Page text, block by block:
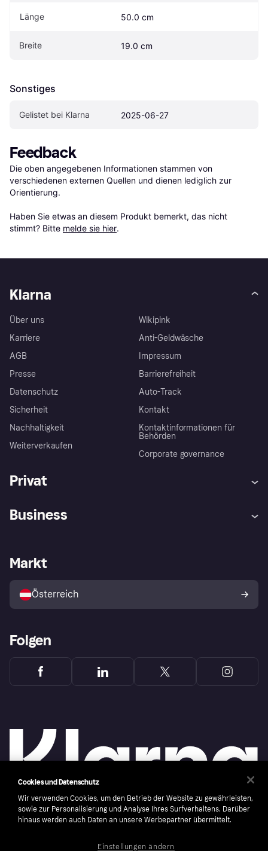
Länge 50.0 cm
Breite 19.0 cm
Sonstiges
Gelistet bei Klarna 2025-06-27
Feedback
Die oben angegebenen Informationen stammen von
verschiedenen externen Quellen und dienen lediglich zur
Orientierung.
Haben Sie etwas an diesem Produkt bemerkt, das nicht
stimmt? Bitte melde sie hier.
Klarna
Über uns
Karriere
AGB
Presse
Datenschutz
Sicherheit
Nachhaltigkeit
Weiterverkaufen
Wikipink
Anti-Geldwäsche
Impressum
Barrierefreiheit
Auto-Track
Kontakt
Kontaktinformationen für
Behörden
Corporate governance
Privat
Shops entdecken
Business
Händlerportal
Markt
Österreich
Folgen
Copyright © 2005-2026 Klarna Bank AB (publ). Headquarters: Stockholm, Sweden. All
Cookies und Datenschutz
Wir verwenden Cookies, um den Betrieb der Website zu gewährleisten,
sowie zur Personalisierung und Analyse Ihres Surfverhaltens. Darüber
hinaus werden auch Daten an unsere Werbepartner übermittelt.
Einstellungen ändern